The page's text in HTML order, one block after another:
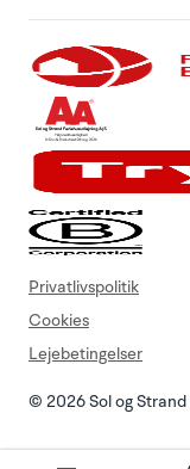
© 2026 Sol og Strand
Privatlivspolitik
Cookies
Lejebetingelser